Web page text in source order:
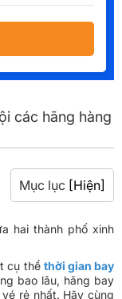
các hãng hàng
Mục lục [Hiện]
hai thành phố xinh
cụ thể thời gian bay
bao lâu, hãng bay
rẻ nhất. Hãy cùng